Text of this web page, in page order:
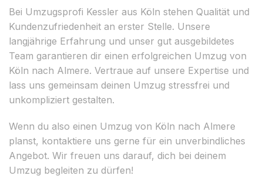
Bei Umzugsprofi Kessler aus Köln stehen Qualität und
Kundenzufriedenheit an erster Stelle. Unsere
langjährige Erfahrung und unser gut ausgebildetes
Team garantieren dir einen erfolgreichen Umzug von
Köln nach Almere. Vertraue auf unsere Expertise und
lass uns gemeinsam deinen Umzug stressfrei und
unkompliziert gestalten.
Wenn du also einen Umzug von Köln nach Almere
planst, kontaktiere uns gerne für ein unverbindliches
Angebot. Wir freuen uns darauf, dich bei deinem
Umzug begleiten zu dürfen!